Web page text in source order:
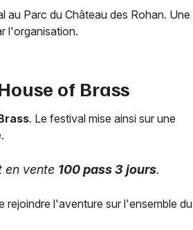
des sorties
à Strasbourg
& loisirs
au Parc du Château des Rohan. Une
l'organisation.
of Brass
. Le festival mise ainsi sur une
en vente 100 pass 3 jours.
rejoindre l'aventure sur l'ensemble du